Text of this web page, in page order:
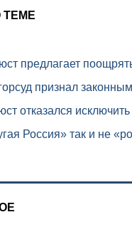
ТЕМЕ
предлагает
признал
отказался
Россия» так и не